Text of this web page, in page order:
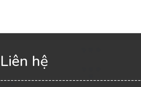
Liên hệ
-----------------------------------------